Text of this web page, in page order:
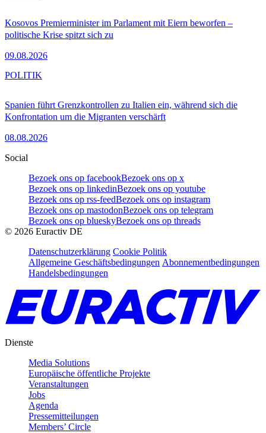
Kosovos Premierminister im Parlament mit Eiern beworfen –
politische Krise spitzt sich zu
09.08.2026
Spanien führt Grenzkontrollen zu Italien ein, während sich die
Konfrontation um die Migranten verschärft
08.08.2026
POLITIK
Social
Bezoek ons op facebookBezoek ons op x
Bezoek ons op linkedinBezoek ons op youtube
Bezoek ons op rss-feedBezoek ons op instagram
Bezoek ons op mastodonBezoek ons op telegram
Bezoek ons op blueskyBezoek ons op threads
© 2026 Euractiv DE
Datenschutzerklärung Cookie Politik
Allgemeine Geschäftsbedingungen Abonnementbedingungen
Handelsbedingungen
Dienste
Media Solutions
Europäische öffentliche Projekte
Veranstaltungen
Jobs
Agenda
Pressemitteilungen
Members’ Circle